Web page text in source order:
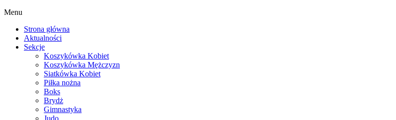
Menu
Strona główna
Aktualności
Sekcje
Koszykówka Kobiet
Koszykówka Mężczyzn
Siatkówka Kobiet
Piłka nożna
Boks
Brydż
Gimnastyka
Judo